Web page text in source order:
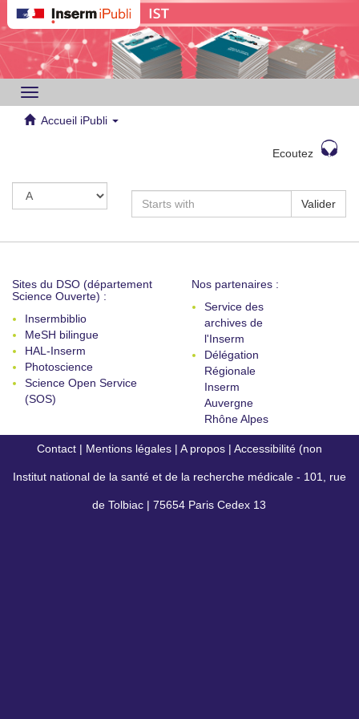
Toggle
navigation
Accueil iPubli
Ecoutez
Valider
Sites du DSO (département
Science Ouverte) :
Insermbiblio
MeSH bilingue
HAL-Inserm
Photoscience
Science Open Service
(SOS)
Nos partenaires :
Service des
archives de
l'Inserm
Délégation
Régionale
Inserm
Auvergne
Rhône Alpes
Contact | Mentions légales | A propos | Accessibilité (non
conforme)
Institut national de la santé et de la recherche médicale - 101, rue
de Tolbiac | 75654 Paris Cedex 13